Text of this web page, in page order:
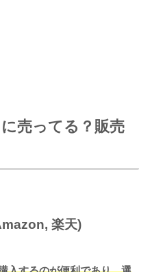
売ってる？販売
楽天)